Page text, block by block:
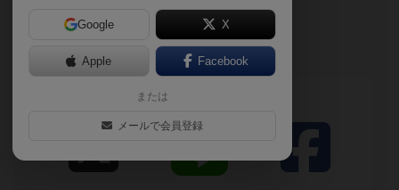
自己紹介文が未設定のユーザーです
Google X
Apple Facebook
または
メールで会員登録